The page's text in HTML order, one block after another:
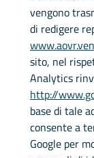
vengono
di redigere
sito, nel
Analytics
http://
base di tale
consente a
Google per